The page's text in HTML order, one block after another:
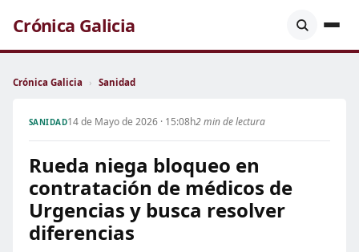
Crónica Galicia
Crónica Galicia › Sanidad
SANIDAD14 de Mayo de 2026 · 15:08h2 min de lectura
Rueda niega bloqueo en
contratación de médicos de
Urgencias y busca resolver
diferencias